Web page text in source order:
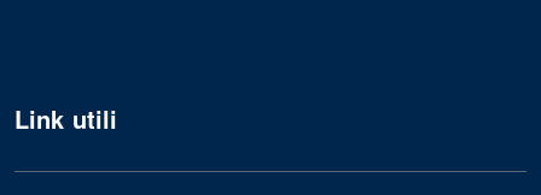
Link utili